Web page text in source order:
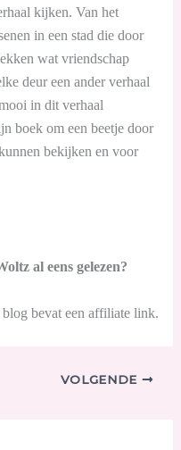
kijken. Van het
in een stad die door
wat vriendschap
deur een ander verhaal
in dit verhaal
boek om een beetje door
bekijken en voor
al eens gelezen?
blog bevat een affiliate link.
VOLGENDE